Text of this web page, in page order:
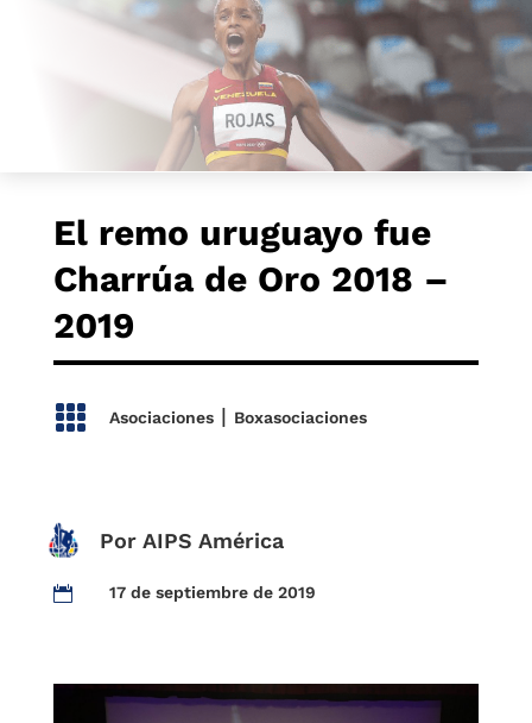
El remo uruguayo fue
Charrúa de Oro 2018 –
2019
 Asociaciones| Boxasociaciones
Por AIPS América
 17 de septiembre de 2019